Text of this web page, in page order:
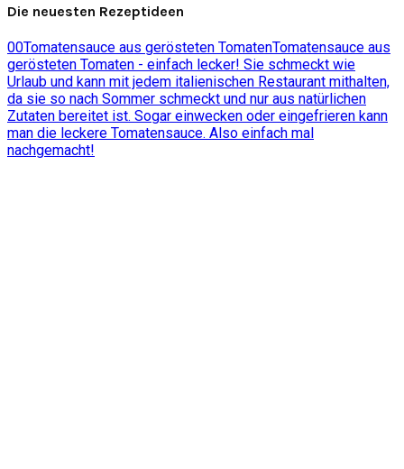
Die neuesten Rezeptideen
00Tomatensauce aus gerösteten TomatenTomatensauce aus
gerösteten Tomaten - einfach lecker! Sie schmeckt wie
Urlaub und kann mit jedem italienischen Restaurant mithalten,
da sie so nach Sommer schmeckt und nur aus natürlichen
Zutaten bereitet ist. Sogar einwecken oder eingefrieren kann
man die leckere Tomatensauce. Also einfach mal
nachgemacht!